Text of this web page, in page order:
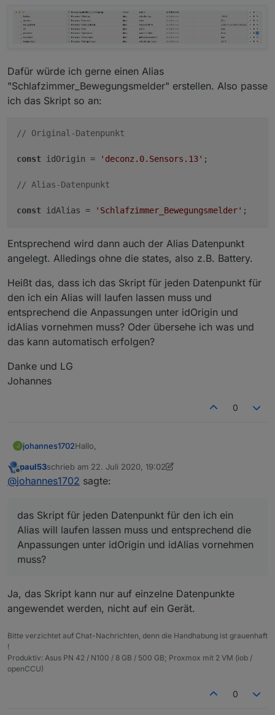
Dafür würde ich gerne einen Alias
"Schlafzimmer_Bewegungsmelder" erstellen. Also passe
ich das Skript so an:
// Original-Datenpunkt
const idOrigin = 'deconz.0.Sensors.13' ;
// Alias-Datenpunkt
const idAlias = 'Schlafzimmer_Bewegungsmelder'
Entsprechend wird dann auch der Alias Datenpunkt
angelegt. Alledings ohne die states, also z.B. Battery.
Heißt das, dass ich das Skript für jeden Datenpunkt für
den ich ein Alias will laufen lassen muss und
entsprechend die Anpassungen unter idOrigin und
idAlias vornehmen muss? Oder übersehe ich was und
das kann automatisch erfolgen?
Danke und LG
Johannes
0
J johannes1702Hallo,
ich habe mal eine Frage zum Skript im ersten
Post. Entweder habe ich einen Denkfehler, oder
Dafür würde ich gerne einen Alias
"Schlafzimmer_Bewegungsmelder" erstellen.
Also passe ich das Skript so an:
// Original-Datenpunkt
Datenpunkt für den ich ein Alias will laufen
lassen muss und entsprechend die
vornehmen muss? Oder übersehe ich was und
das kann automatisch erfolgen?
Danke und LG
Offline
paul53schrieb am 22. Juli 2020, 19:02
zuletzt editiert von paul53
@johannes1702 sagte:
das Skript für jeden Datenpunkt für den ich ein
Alias will laufen lassen muss und entsprechend die
Anpassungen unter idOrigin und idAlias vornehmen
muss?
Ja, das Skript kann nur auf einzelne Datenpunkte
angewendet werden, nicht auf ein Gerät.
Bitte verzichtet auf Chat-Nachrichten, denn die Handhabung ist grauenhaft
!
Produktiv: Asus PN 42 / N100 / 8 GB / 500 GB; Proxmox mit 2 VM (iob /
openCCU)
0